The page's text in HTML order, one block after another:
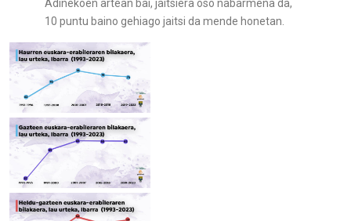
Adinekoen artean bai, jaitsiera oso nabarmena da,
10 puntu baino gehiago jaitsi da mende honetan.